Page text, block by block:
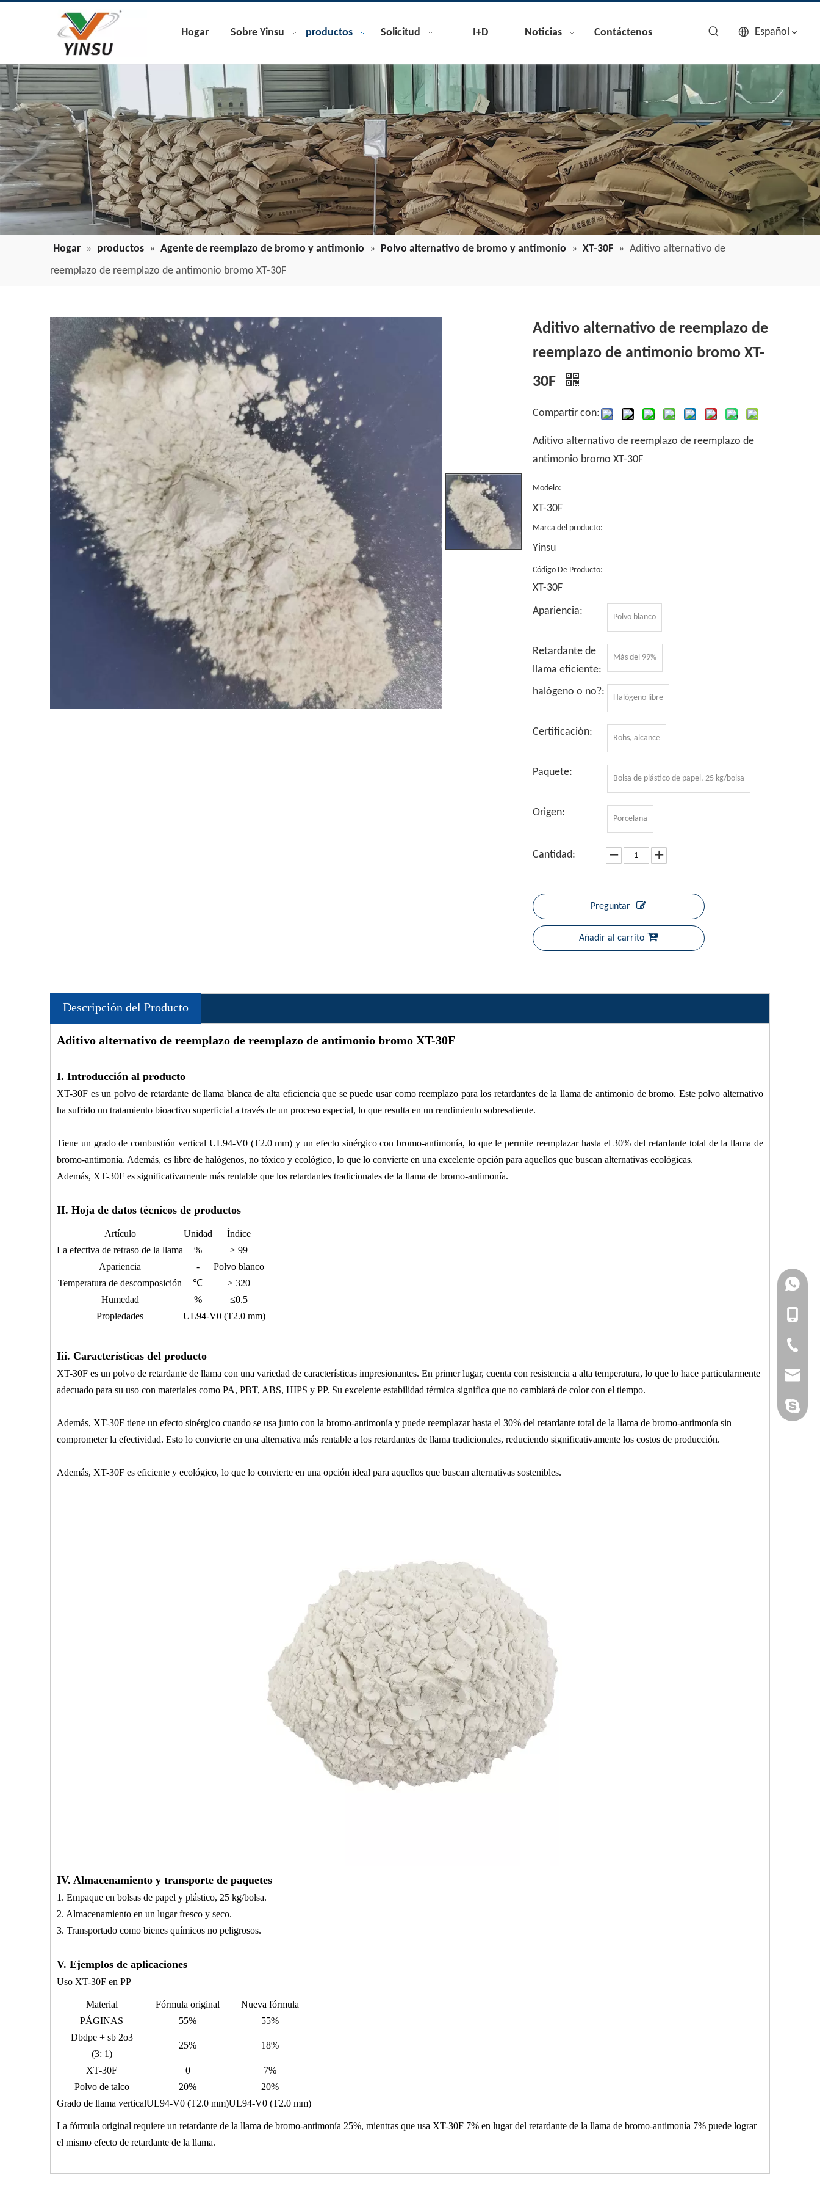
Hogar Sobre Yinsu productos Solicitud I+D Noticias Contáctenos Español
Hogar » productos » Agente de reemplazo de bromo y antimonio » Polvo alternativo de bromo y antimonio » XT-30F » Aditivo alternativo de
reemplazo de reemplazo de antimonio bromo XT-30F
Aditivo alternativo de reemplazo de
reemplazo de antimonio bromo XT-
30F
Compartir con:
Aditivo alternativo de reemplazo de reemplazo de
antimonio bromo XT-30F
Modelo:
XT-30F
Marca del producto:
Yinsu
Código De Producto:
XT-30F
Apariencia:
Polvo blanco
Retardante de
llama eficiente:
Más del 99%
halógeno o no?:
Halógeno libre
Certificación:
Rohs, alcance
Paquete:
Bolsa de plástico de papel, 25 kg/bolsa
Origen:
Porcelana
Cantidad:
Preguntar
Añadir al carrito
Descripción del Producto
Aditivo alternativo de reemplazo de reemplazo de antimonio bromo XT-30F
I. Introducción al producto
XT-30F es un polvo de retardante de llama blanca de alta eficiencia que se puede usar como reemplazo para los retardantes de la llama de antimonio de bromo. Este polvo alternativo
ha sufrido un tratamiento bioactivo superficial a través de un proceso especial, lo que resulta en un rendimiento sobresaliente.
Tiene un grado de combustión vertical UL94-V0 (T2.0 mm) y un efecto sinérgico con bromo-antimonía, lo que le permite reemplazar hasta el 30% del retardante total de la llama de
bromo-antimonía. Además, es libre de halógenos, no tóxico y ecológico, lo que lo convierte en una excelente opción para aquellos que buscan alternativas ecológicas.
Además, XT-30F es significativamente más rentable que los retardantes tradicionales de la llama de bromo-antimonía.
II. Hoja de datos técnicos de productos
Artículo Unidad
Índice
La efectiva de retraso de la llama
%
≥ 99
Apariencia
-
Polvo blanco
Temperatura de descomposición
℃
≥ 320
Humedad
%
≤0.5
Propiedades
UL94-V0 (T2.0 mm)
Iii. Características del producto
XT-30F es un polvo de retardante de llama con una variedad de características impresionantes. En primer lugar, cuenta con resistencia a alta temperatura, lo que lo hace particularmente
adecuado para su uso con materiales como PA, PBT, ABS, HIPS y PP. Su excelente estabilidad térmica significa que no cambiará de color con el tiempo.
Además, XT-30F tiene un efecto sinérgico cuando se usa junto con la bromo-antimonía y puede reemplazar hasta el 30% del retardante total de la llama de bromo-antimonía sin
comprometer la efectividad. Esto lo convierte en una alternativa más rentable a los retardantes de llama tradicionales, reduciendo significativamente los costos de producción.
Además, XT-30F es eficiente y ecológico, lo que lo convierte en una opción ideal para aquellos que buscan alternativas sostenibles.
IV. Almacenamiento y transporte de paquetes
1. Empaque en bolsas de papel y plástico, 25 kg/bolsa.
2. Almacenamiento en un lugar fresco y seco.
3. Transportado como bienes químicos no peligrosos.
V. Ejemplos de aplicaciones
Uso XT-30F en PP
Material Fórmula original
Nueva fórmula
PÁGINAS
55%
55%
Dbdpe + sb 2o3
(3: 1)
25% 18%
XT-30F 0
7%
Polvo de talco
20%
20%
Grado de llama verticalUL94-V0 (T2.0 mm)UL94-V0 (T2.0 mm)
La fórmula original requiere un retardante de la llama de bromo-antimonía 25%, mientras que usa XT-30F 7% en lugar del retardante de la llama de bromo-antimonía 7% puede lograr
el mismo efecto de retardante de la llama.
+86-
+86-20-
yan-g-
Sandy